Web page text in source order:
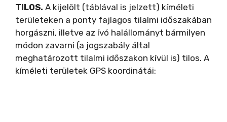
TILOS. A kijelölt (táblával is jelzett) kíméleti
területeken a ponty fajlagos tilalmi időszakában
horgászni, illetve az ívó halállományt bármilyen
módon zavarni (a jogszabály által
meghatározott tilalmi időszakon kívül is) tilos. A
kíméleti területek GPS koordinátái: